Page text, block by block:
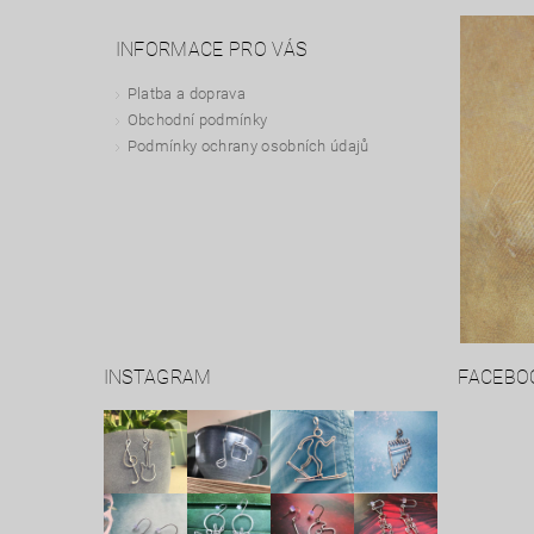
INFORMACE PRO VÁS
Platba a doprava
Obchodní podmínky
Podmínky ochrany osobních údajů
INSTAGRAM